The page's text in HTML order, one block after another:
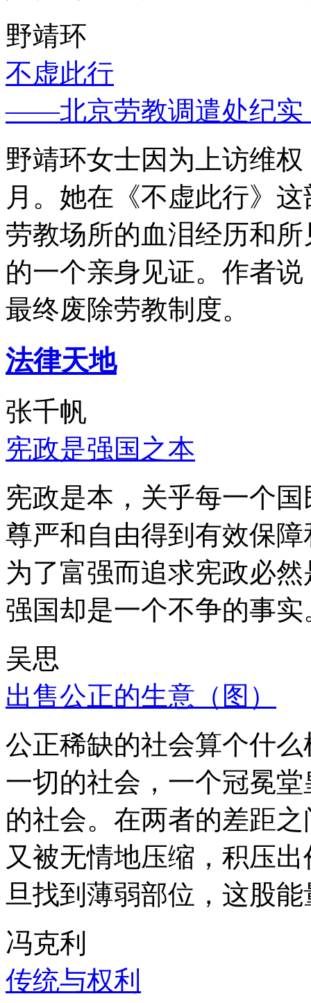
野靖环
不虚此行
——北京劳教调遣处纪实
野靖环女士因为上访维
月。她在《不虚此行》
劳教场所的血泪经历和
的一个亲身见证。作者
最终废除劳教制度。
法律天地
张千帆
宪政是强国之本
宪政是本，关乎每一个
尊严和自由得到有效保
为了富强而追求宪政必
强国却是一个不争的事实
吴思
出售公正的生意（图）
公正稀缺的社会算个什
一切的社会，一个冠冕
的社会。在两者的差距
又被无情地压缩，积压
旦找到薄弱部位，这股
冯克利
传统与权利